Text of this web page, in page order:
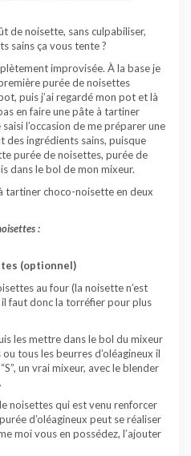
de noisette, sans culpabiliser,
sains ça vous tente ?
improvisée. À la base je
purée de noisettes
puis j’ai regardé mon pot et là
en faire une pâte à tartiner
l’occasion de me préparer une
des ingrédients sains, puisque
purée de noisettes, purée de
dans le bol de mon mixeur.
tartiner choco-noisette en deux
:
(optionnel)
au four (la noisette n’est
faut donc la torréfier pour plus
les mettre dans le bol du mixeur
tous les beurres d’oléagineux il
un vrai mixeur, avec le blender
noisettes qui est venu renforcer
d’oléagineux peut se réaliser
moi vous en possédez, l’ajouter